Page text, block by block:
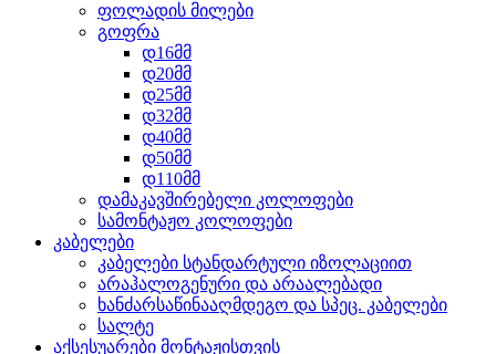
ფოლადის მილები
გოფრა
დ16მმ
დ20მმ
დ25მმ
დ32მმ
დ40მმ
დ50მმ
დ110მმ
დამაკავშირებელი კოლოფები
სამონტაჟო კოლოფები
კაბელები
კაბელები სტანდარტული იზოლაციით
არაჰალოგენური და არაალებადი
ხანძარსაწინააღმდეგო და სპეც. კაბელები
სალტე
აქსესუარები მონტაჟისთვის